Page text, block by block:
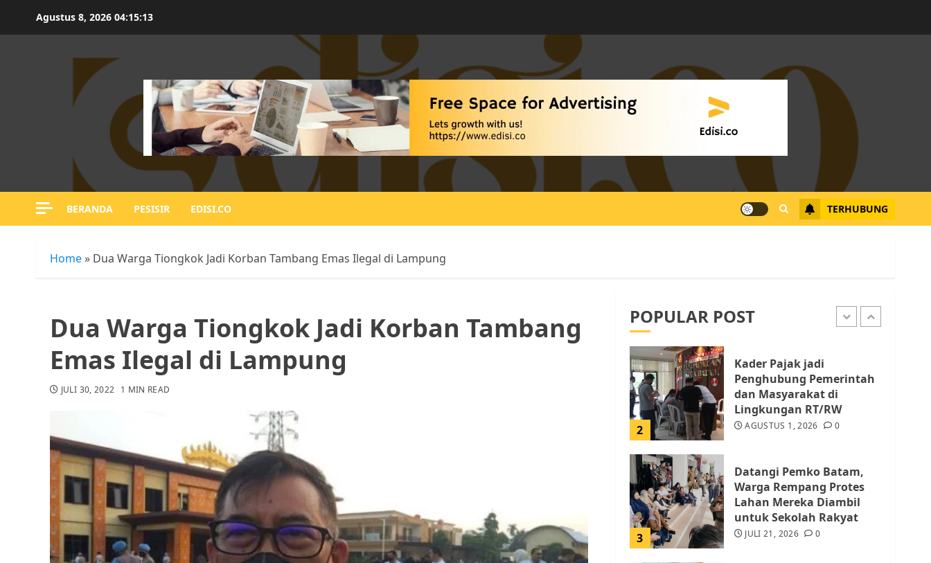
Agustus 8, 2026 04:15:14
BERANDA PESISIR EDISI.CO TERHUBUNG
Home » Dua Warga Tiongkok Jadi Korban Tambang Emas Ilegal di Lampung
Dua Warga Tiongkok Jadi Korban Tambang
Emas Ilegal di Lampung
JULI 30, 2022 1 MIN READ
POPULAR POST
Warga Rempang Ajukan
Kota Batam, Soroti
Aktivitas yang Resahkan
0
Batam Berhenti
Merampas Tanah Warga
Rempang
JULI 15, 2026
1 AGUSTUS 1, 2026
2
Kader Pajak jadi
Penghubung Pemerintah
dan Masyarakat di
Lingkungan RT/RW
AGUSTUS 1, 2026 0
3
Datangi Pemko Batam,
Warga Rempang Protes
Lahan Mereka Diambil
untuk Sekolah Rakyat
JULI 21, 2026 0